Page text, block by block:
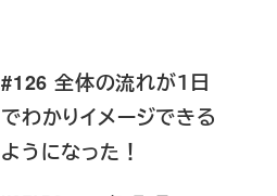
#126 全体の流れが１日
でわかりイメージできる
ようになった！